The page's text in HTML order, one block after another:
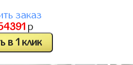
заказ
р
в 1 клик